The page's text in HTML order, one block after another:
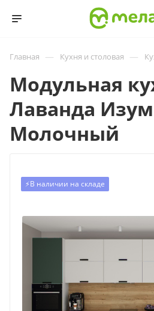
Главная — Кухня и столовая —
Модульная
Лаванда
Молочный
⚡️В наличии на складе